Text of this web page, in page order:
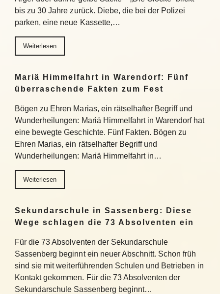
bis zu 30 Jahre zurück. Diebe, die bei der Polizei
parken, eine neue Kassette,…
Weiterlesen
Mariä Himmelfahrt in Warendorf: Fünf
überraschende Fakten zum Fest
Bögen zu Ehren Marias, ein rätselhafter Begriff und
Wunderheilungen: Mariä Himmelfahrt in Warendorf hat
eine bewegte Geschichte. Fünf Fakten. Bögen zu
Ehren Marias, ein rätselhafter Begriff und
Wunderheilungen: Mariä Himmelfahrt in…
Weiterlesen
Sekundarschule in Sassenberg: Diese
Wege schlagen die 73 Absolventen ein
Für die 73 Absolventen der Sekundarschule
Sassenberg beginnt ein neuer Abschnitt. Schon früh
sind sie mit weiterführenden Schulen und Betrieben in
Kontakt gekommen. Für die 73 Absolventen der
Sekundarschule Sassenberg beginnt…